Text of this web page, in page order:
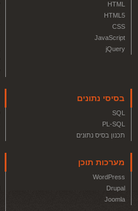
HTML
HTML5
CSS
JavaScript
jQuery
בסיסי נתונים
SQL
PL-SQL
תכנון בסיס נתונים
מערכות תוכן
WordPress
Drupal
Joomla